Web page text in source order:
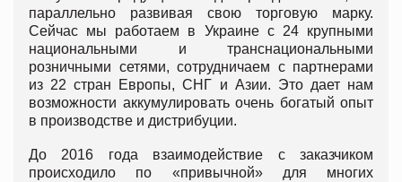
параллельно развивая свою торговую марку.
Сейчас мы работаем в Украине с 24 крупными
национальными и транснациональными
розничными сетями, сотрудничаем с партнерами
из 22 стран Европы, СНГ и Азии. Это дает нам
возможности аккумулировать очень богатый опыт
в производстве и дистрибуции.
До 2016 года взаимодействие с заказчиком
происходило по «привычной» для многих